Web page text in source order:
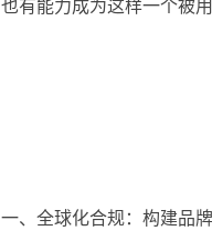
也有能力成为这样一个被
一、全球化合规：构建品